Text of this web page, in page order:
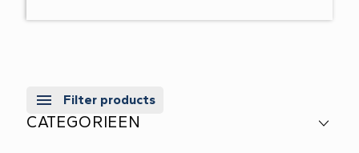
Filter products
CATEGORIEEN